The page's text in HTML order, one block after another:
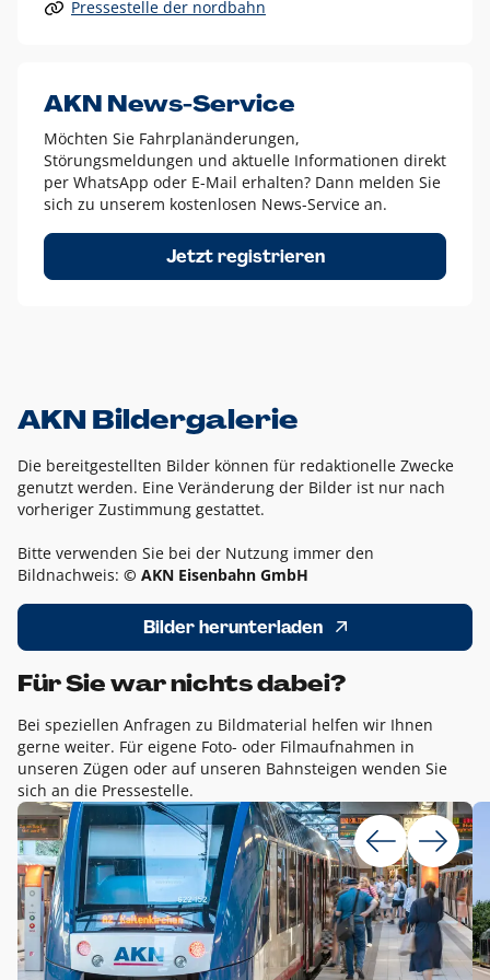
Alle anderen Logo-Varianten dürfen nur in Ausnahmefällen
Diese Ausnahmen sind zum Beispiel:
dem AKN Blau,
weißes Logo auf Fotohintergründen,
schwarzes Logo für reine Schwarz-Weiß-Umsetzungen
Um das Logo herum muss ein Schutzraum von jeweils einer
Höhe bzw. Breite des N aus AKN in alle Richtungen
Pressestelle der nordbahn
AKN News-Service
Möchten Sie Fahrplanänderungen,
Störungsmeldungen und aktuelle Informationen direkt
per WhatsApp oder E-Mail erhalten? Dann melden Sie
sich zu unserem kostenlosen News-Service an.
Jetzt registrieren
AKN Bildergalerie
Die bereitgestellten Bilder können für redaktionelle Zwecke
genutzt werden. Eine Veränderung der Bilder ist nur nach
vorheriger Zustimmung gestattet.
Bitte verwenden Sie bei der Nutzung immer den
Bildnachweis: © AKN Eisenbahn GmbH
Bilder herunterladen
Für Sie war nichts dabei?
Bei speziellen Anfragen zu Bildmaterial helfen wir Ihnen
gerne weiter. Für eigene Foto- oder Filmaufnahmen in
unseren Zügen oder auf unseren Bahnsteigen wenden Sie
sich an die Pressestelle.